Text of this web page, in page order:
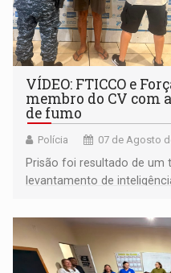
VÍDEO: FTICCO e
membro do CV com
de fumo
Polícia 07 de Agosto
Prisão foi resultado de um
levantamento de